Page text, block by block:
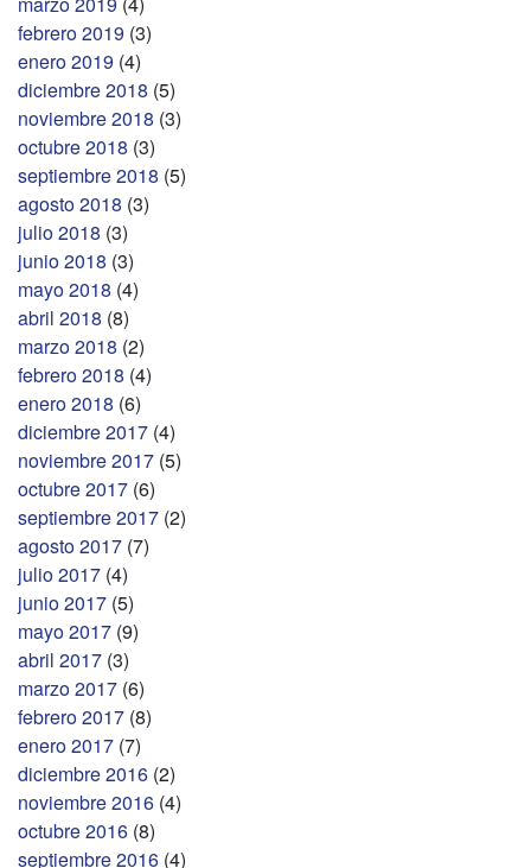
febrero 2019 (3)
enero 2019 (4)
diciembre 2018 (5)
noviembre 2018 (3)
octubre 2018 (3)
septiembre 2018 (5)
agosto 2018 (3)
julio 2018 (3)
junio 2018 (3)
mayo 2018 (4)
abril 2018 (8)
marzo 2018 (2)
febrero 2018 (4)
enero 2018 (6)
diciembre 2017 (4)
noviembre 2017 (5)
octubre 2017 (6)
septiembre 2017 (2)
agosto 2017 (7)
julio 2017 (4)
junio 2017 (5)
mayo 2017 (9)
abril 2017 (3)
marzo 2017 (6)
febrero 2017 (8)
enero 2017 (7)
diciembre 2016 (2)
noviembre 2016 (4)
octubre 2016 (8)
septiembre 2016 (4)